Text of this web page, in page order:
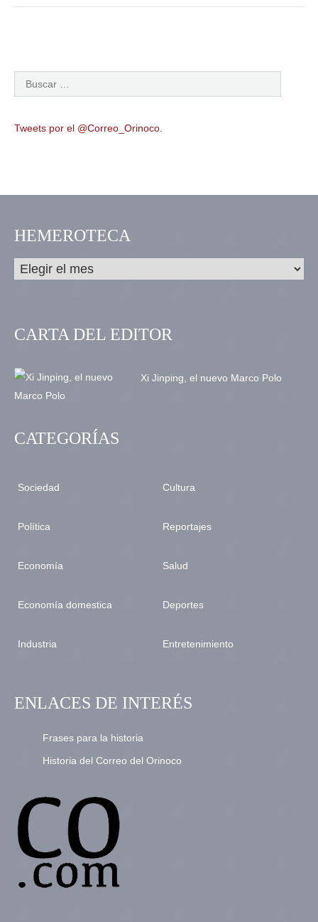
Tweets por el @Correo_Orinoco.
HEMEROTECA
CARTA DEL EDITOR
Xi Jinping, el nuevo Marco Polo
CATEGORÍAS
Sociedad
Política
Economía
Economía domestica
Industria
Cultura
Reportajes
Salud
Deportes
Entretenimiento
ENLACES DE INTERÉS
Frases para la historia
Historia del Correo del Orinoco